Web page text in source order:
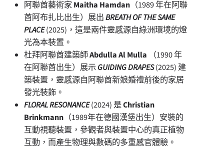
阿聯酋藝術家Maitha Hamdan （1989 年在阿聯
酋阿布扎比出生）展出BREATH OF THE SAME
PLACE(2025)，這是兩件靈感源自綠洲環境的燈
光為本裝置。
杜拜阿聯酋建築師Abdulla Al Mulla （1990 年
在阿聯酋出生）展示GUIDING DRAPES(2025) 建
築裝置，靈感源自阿聯酋新娘婚禮前後的家居
發光裝飾。
FLORAL RESONANCE(2024) 是Christian
Brinkmann （1989年在德國漢堡出生）安裝的
互動視聽裝置，參觀者與裝置中心的真正植物
互動，而產生物理與數碼的多重感官體驗。